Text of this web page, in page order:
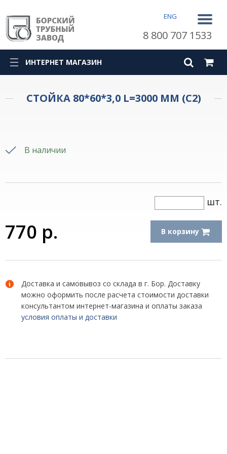
ENG
8 800 707 1533
ИНТЕРНЕТ МАГАЗИН
СТОЙКА 80*60*3,0 L=3000 ММ (С2)
В наличии
шт.
770 р. В корзину
Доставка и самовывоз со склада в г. Бор. Доставку
можно оформить после расчета стоимости доставки
консультантом интернет-магазина и оплаты заказа
условия оплаты и доставки